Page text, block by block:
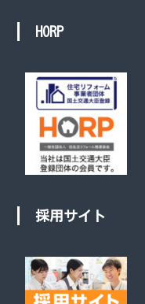
HORP
採用サイト